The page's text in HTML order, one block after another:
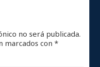
no será publicada.
marcados con*